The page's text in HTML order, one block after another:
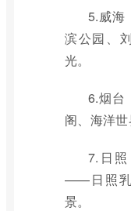
5.威海
滨公园、
光。
6.烟台
阁、海洋世
7.日
——日照乳
景。